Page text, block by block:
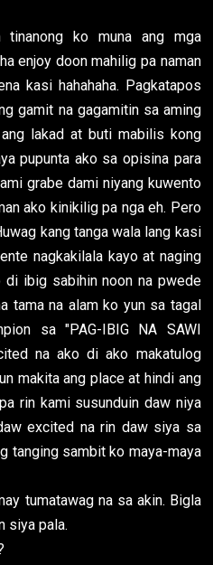
tinanong ko muna ang mga
enjoy doon mahilig pa naman
kasi hahahaha. Pagkatapos
gamit na gagamitin sa aming
ang lakad at buti mabilis kong
pupunta ako sa opisina para
grabe dami niyang kuwento
ako kinikilig pa nga eh. Pero
kang tanga wala lang kasi
nagkakilala kayo at naging
ibig sabihin noon na pwede
tama na alam ko yun sa tagal
sa "PAG-IBIG NA SAWI
na ako di ako makatulog
makita ang place at hindi ang
rin kami susunduin daw niya
excited na rin daw siya sa
tanging sambit ko maya-maya
tumatawag na sa akin. Bigla
siya pala.